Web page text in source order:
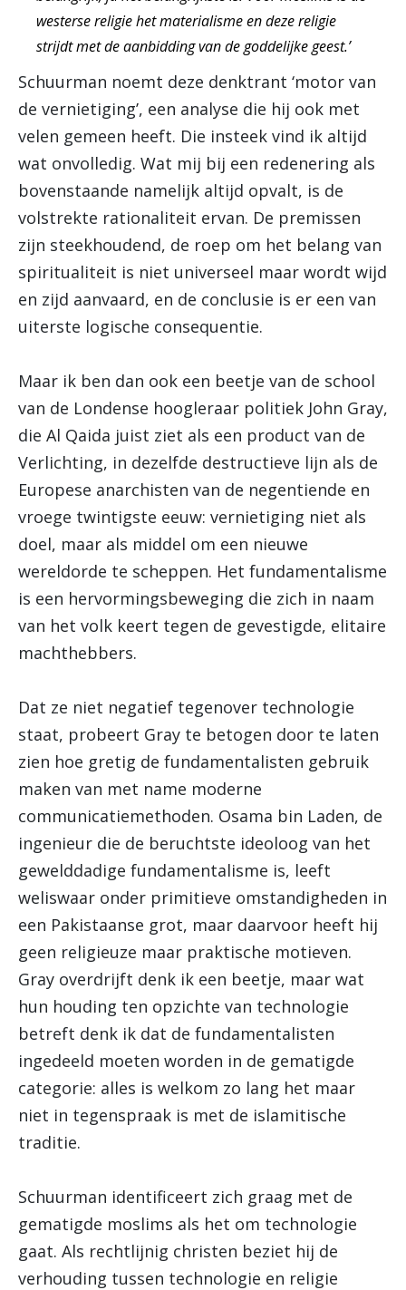
westerse religie het materialisme en deze religie
strijdt met de aanbidding van de goddelijke geest.’
Schuurman noemt deze denktrant ‘motor van
de vernietiging’, een analyse die hij ook met
velen gemeen heeft. Die insteek vind ik altijd
wat onvolledig. Wat mij bij een redenering als
bovenstaande namelijk altijd opvalt, is de
volstrekte rationaliteit ervan. De premissen
zijn steekhoudend, de roep om het belang van
spiritualiteit is niet universeel maar wordt wijd
en zijd aanvaard, en de conclusie is er een van
uiterste logische consequentie.
Maar ik ben dan ook een beetje van de school
van de Londense hoogleraar politiek John Gray,
die Al Qaida juist ziet als een product van de
Verlichting, in dezelfde destructieve lijn als de
Europese anarchisten van de negentiende en
vroege twintigste eeuw: vernietiging niet als
doel, maar als middel om een nieuwe
wereldorde te scheppen. Het fundamentalisme
is een hervormingsbeweging die zich in naam
van het volk keert tegen de gevestigde, elitaire
machthebbers.
Dat ze niet negatief tegenover technologie
staat, probeert Gray te betogen door te laten
zien hoe gretig de fundamentalisten gebruik
maken van met name moderne
communicatiemethoden. Osama bin Laden, de
ingenieur die de beruchtste ideoloog van het
gewelddadige fundamentalisme is, leeft
weliswaar onder primitieve omstandigheden in
een Pakistaanse grot, maar daarvoor heeft hij
geen religieuze maar praktische motieven.
Gray overdrijft denk ik een beetje, maar wat
hun houding ten opzichte van technologie
betreft denk ik dat de fundamentalisten
ingedeeld moeten worden in de gematigde
categorie: alles is welkom zo lang het maar
niet in tegenspraak is met de islamitische
traditie.
Schuurman identificeert zich graag met de
gematigde moslims als het om technologie
gaat. Als rechtlijnig christen beziet hij de
verhouding tussen technologie en religie